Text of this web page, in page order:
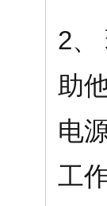
2、
助
电
工